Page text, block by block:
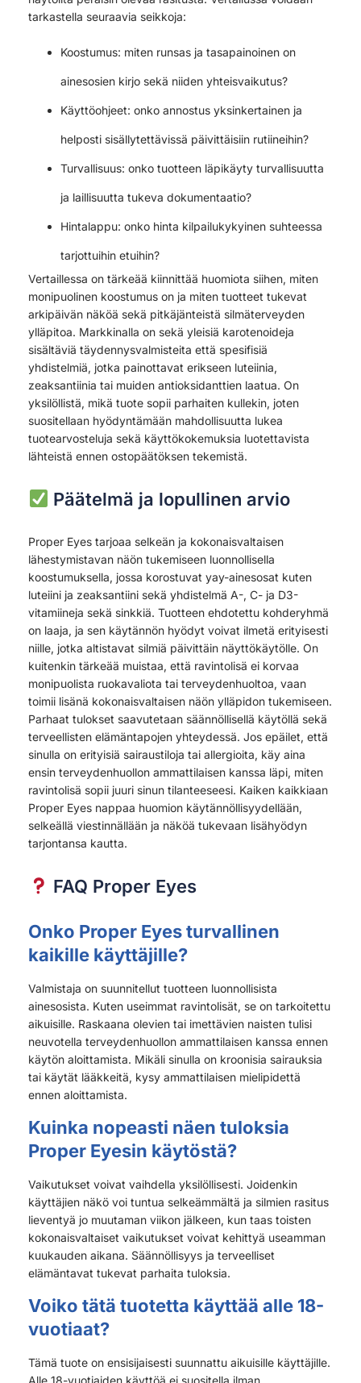
tarkastella seuraavia seikkoja:
Koostumus: miten runsas ja tasapainoinen on
ainesosien kirjo sekä niiden yhteisvaikutus?
Käyttöohjeet: onko annostus yksinkertainen ja
helposti sisällytettävissä päivittäisiin rutiineihin?
Turvallisuus: onko tuotteen läpikäyty turvallisuutta
ja laillisuutta tukeva dokumentaatio?
Hintalappu: onko hinta kilpailukykyinen suhteessa
tarjottuihin etuihin?
Vertaillessa on tärkeää kiinnittää huomiota siihen, miten
monipuolinen koostumus on ja miten tuotteet tukevat
arkipäivän näköä sekä pitkäjänteistä silmäterveyden
ylläpitoa. Markkinalla on sekä yleisiä karotenoideja
sisältäviä täydennysvalmisteita että spesifisiä
yhdistelmiä, jotka painottavat erikseen luteiinia,
zeaksantiinia tai muiden antioksidanttien laatua. On
yksilöllistä, mikä tuote sopii parhaiten kullekin, joten
suositellaan hyödyntämään mahdollisuutta lukea
tuotearvosteluja sekä käyttökokemuksia luotettavista
lähteistä ennen ostopäätöksen tekemistä.
Päätelmä ja lopullinen arvio
Proper Eyes tarjoaa selkeän ja kokonaisvaltaisen
lähestymistavan näön tukemiseen luonnollisella
koostumuksella, jossa korostuvat yay-ainesosat kuten
luteiini ja zeaksantiini sekä yhdistelmä A-, C- ja D3-
vitamiineja sekä sinkkiä. Tuotteen ehdotettu kohderyhmä
on laaja, ja sen käytännön hyödyt voivat ilmetä erityisesti
niille, jotka altistavat silmiä päivittäin näyttökäytölle. On
kuitenkin tärkeää muistaa, että ravintolisä ei korvaa
monipuolista ruokavaliota tai terveydenhuoltoa, vaan
toimii lisänä kokonaisvaltaisen näön ylläpidon tukemiseen.
Parhaat tulokset saavutetaan säännöllisellä käytöllä sekä
terveellisten elämäntapojen yhteydessä. Jos epäilet, että
sinulla on erityisiä sairaustiloja tai allergioita, käy aina
ensin terveydenhuollon ammattilaisen kanssa läpi, miten
ravintolisä sopii juuri sinun tilanteeseesi. Kaiken kaikkiaan
Proper Eyes nappaa huomion käytännöllisyydellään,
selkeällä viestinnällään ja näköä tukevaan lisähyödyn
tarjontansa kautta.
FAQ Proper Eyes
Onko Proper Eyes turvallinen
kaikille käyttäjille?
Valmistaja on suunnitellut tuotteen luonnollisista
ainesosista. Kuten useimmat ravintolisät, se on tarkoitettu
aikuisille. Raskaana olevien tai imettävien naisten tulisi
neuvotella terveydenhuollon ammattilaisen kanssa ennen
käytön aloittamista. Mikäli sinulla on kroonisia sairauksia
tai käytät lääkkeitä, kysy ammattilaisen mielipidettä
ennen aloittamista.
Kuinka nopeasti näen tuloksia
Proper Eyesin käytöstä?
Vaikutukset voivat vaihdella yksilöllisesti. Joidenkin
käyttäjien näkö voi tuntua selkeämmältä ja silmien rasitus
lieventyä jo muutaman viikon jälkeen, kun taas toisten
kokonaisvaltaiset vaikutukset voivat kehittyä useamman
kuukauden aikana. Säännöllisyys ja terveelliset
elämäntavat tukevat parhaita tuloksia.
Voiko tätä tuotetta käyttää alle 18-
vuotiaat?
Tämä tuote on ensisijaisesti suunnattu aikuisille käyttäjille.
Alle 18-vuotiaiden käyttöä ei suositella ilman